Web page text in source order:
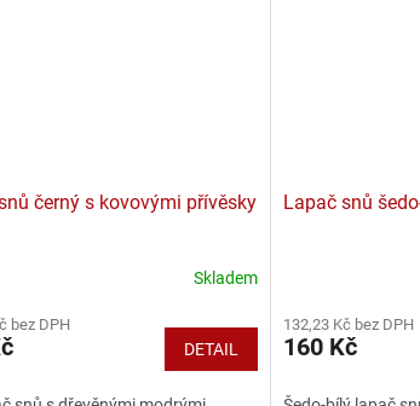
černý s kovovými přívěsky
Skladem
bez DPH
DETAIL
Lapač snů
132,23 Kč bez DPH
160 Kč